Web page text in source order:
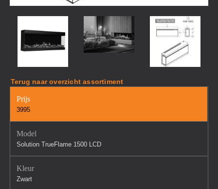
Terug naar overzicht assortiment
Prijs
3995
Model
Solution TrueFlame 1500 LCD
Kleur
Zwart